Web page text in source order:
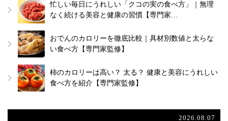
忙しい毎日にうれしい「クコの実の食べ方」｜無理
なく続ける美容と健康の習慣【専門家…
おでんのカロリーを徹底比較｜具材別数値と太らな
い食べ方【専門家監修】
柿のカロリーは高い？ 太る？ 健康と美容にうれしい
食べ方を紹介【専門家監修】
2026.08.07